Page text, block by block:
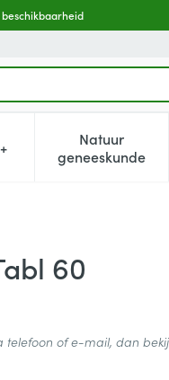
categorieen kinderen
voor Vitaliteit
Natuur
geneeskunde
Toon
60
telefoon of e-mail, dan